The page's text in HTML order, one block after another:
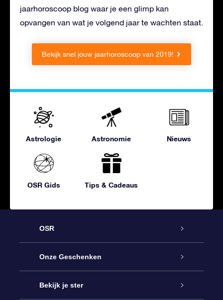
jaarhoroscoop blog waar je een glimp kan
opvangen van wat je volgend jaar te wachten staat.
Bekijk snel jouw jaarhoroscoop van 2019!
Astrologie Astronomie Nieuws
OSR Gids Tips & Cadeaus
OSR
Service
Contact
Onze Geschenken
Online Star Gift
Bekijk je ster